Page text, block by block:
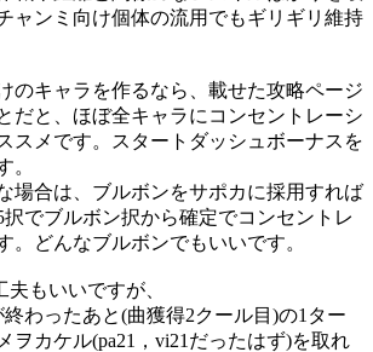
ャンミ向け個体の流用でもギリギリ維持
のキャラを作るなら、載せた攻略ページ
だと、ほぼ全キャラにコンセントレーシ
スメです。スタートダッシュボーナスを
。
場合は、ブルボンをサポカに採用すれば
でブルボン択から確定でコンセントレ
。どんなブルボンでもいいです。
もいいですが、
わったあと(曲獲得2クール目)の1ター
ヲカケル(pa21，vi21だったはず)を取れ